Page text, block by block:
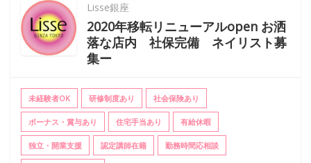
Lisse銀座
2020年移転リニューアルopen お洒
落な店内 社保完備 ネイリスト募
集ー
未経験者OK 研修制度あり 社会保険あり
ボーナス・賞与あり 住宅手当あり 有給休暇
独立・開業支援 認定講師在籍 勤務時間応相談